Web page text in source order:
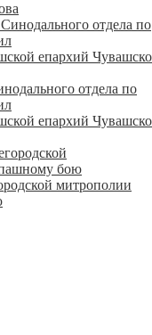
отдела по
епархий
митрополии